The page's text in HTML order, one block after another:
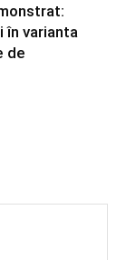
în varianta
de